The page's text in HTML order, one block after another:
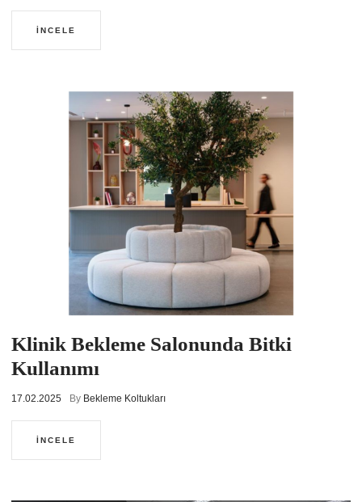
İNCELE
Klinik Bekleme Salonunda Bitki
Kullanımı
17.02.2025 By Bekleme Koltukları
İNCELE